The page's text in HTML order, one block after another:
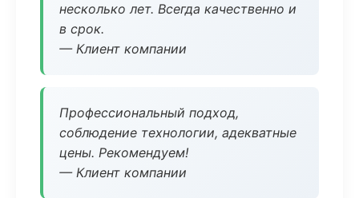
несколько лет. Всегда качественно и
в срок.
— Клиент компании
Профессиональный подход,
соблюдение технологии, адекватные
цены. Рекомендуем!
— Клиент компании